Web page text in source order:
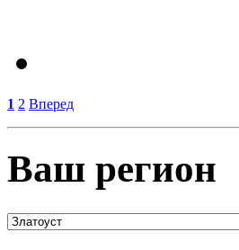
1 2 Вперед
Ваш регион